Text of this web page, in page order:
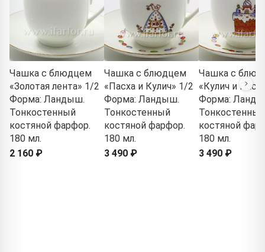
Чашка с блюдцем
«Золотая лента» 1/2
Форма: Ландыш.
Тонкостенный
костяной фарфор.
180 мл.
2 160 ₽
Чашка с блюдцем
«Пасха и Кулич» 1/2
Форма: Ландыш.
Тонкостенный
костяной фарфор.
180 мл.
3 490 ₽
Чашка с
«Кулич и
Форма:
Тонкостенный
костяной
180 мл.
3 490 ₽